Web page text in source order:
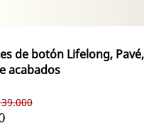
de botón Lifelong,
acabados